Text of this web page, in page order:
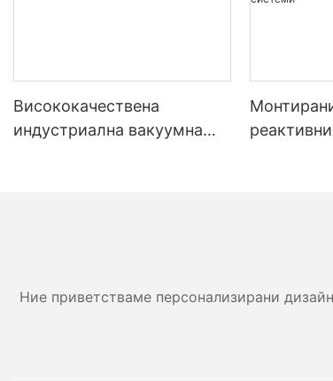
Висококачествена
индустриална вакуумна
Ние приветстваме персонализирани